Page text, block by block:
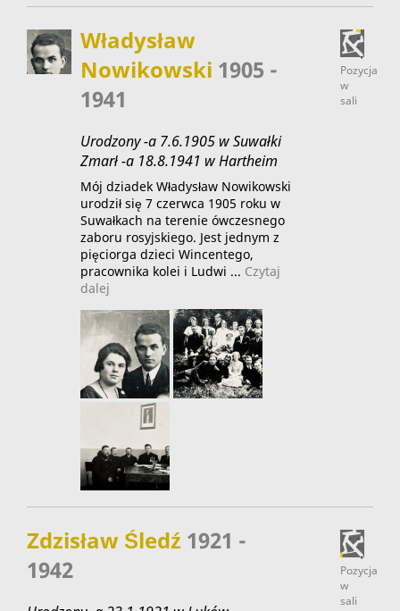
Władysław
Nowikowski 1905 -
1941
Urodzony -a 7.6.1905 w Suwałki
Zmarł -a 18.8.1941 w Hartheim
Mój dziadek Władysław Nowikowski
urodził się 7 czerwca 1905 roku w
Suwałkach na terenie ówczesnego
zaboru rosyjskiego. Jest jednym z
pięciorga dzieci Wincentego,
pracownika kolei i Ludwi ... Czytaj
dalej
Pozycja
w
sali
Zdzisław Śledź 1921 -
1942
Pozycja
w
sali